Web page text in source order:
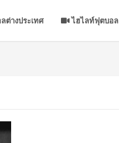
ต่างประเทศ ไฮไลท์ฟุตบอล